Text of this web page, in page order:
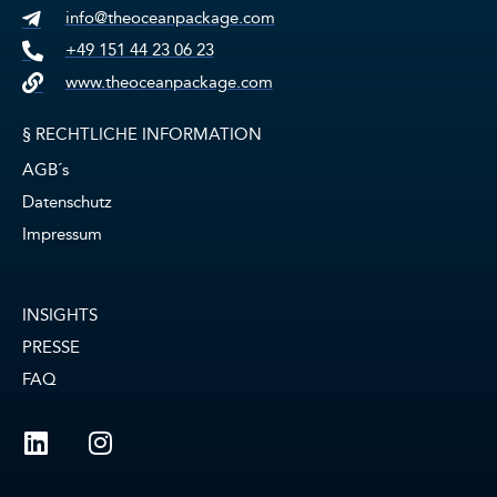
info@theoceanpackage.com
+49 151 44 23 06 23
www.theoceanpackage.com
§ RECHTLICHE INFORMATION
AGB´s
Datenschutz
Impressum
INSIGHTS
PRESSE
FAQ